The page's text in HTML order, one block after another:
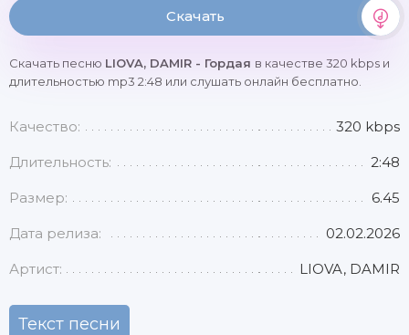
Скачать
Скачать песню LIOVA, DAMIR - Гордая в качестве 320 kbps и
длительностью mp3 2:48 или слушать онлайн бесплатно.
Качество: 320 kbps
Длительность: 2:48
Размер: 6.45
Дата релиза: 02.02.2026
Артист: LIOVA, DAMIR
Текст песни